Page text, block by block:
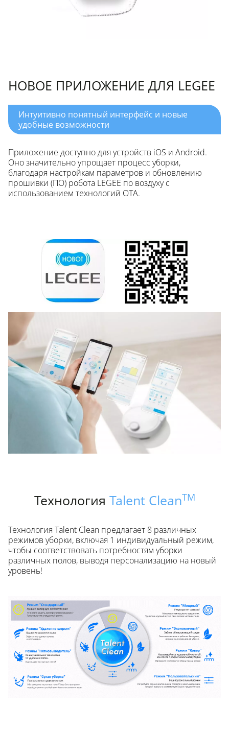
НОВОЕ ПРИЛОЖЕНИЕ ДЛЯ LEGEE
Интуитивно понятный интерфейс и новые
удобные возможности
Приложение доступно для устройств iOS и Android.
Оно значительно упрощает процесс уборки,
благодаря настройкам параметров и обновлению
прошивки (ПО) робота LEGEE по воздуху с
использованием технологий ОТА.
Технология Talent CleanTM
Технология Talent Clean предлагает 8 различных
режимов уборки, включая 1 индивидуальный режим,
чтобы соответствовать потребностям уборки
различных полов, выводя персонализацию на новый
уровень!